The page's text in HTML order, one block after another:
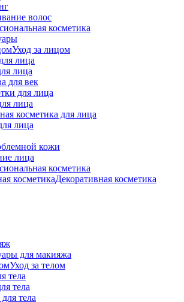
волос
косметика
Уход за лицом
лица
лица
для век
для лица
лица
косметика для лица
лица
кожи
лица
косметика
Декоративная косметика
для макияжа
Уход за телом
тела
тела
тела